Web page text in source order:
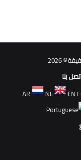
2026
بنا
AR
NL EN